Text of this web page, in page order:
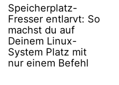
Speicherplatz-
Fresser entlarvt: So
machst du auf
Deinem Linux-
System Platz mit
nur einem Befehl